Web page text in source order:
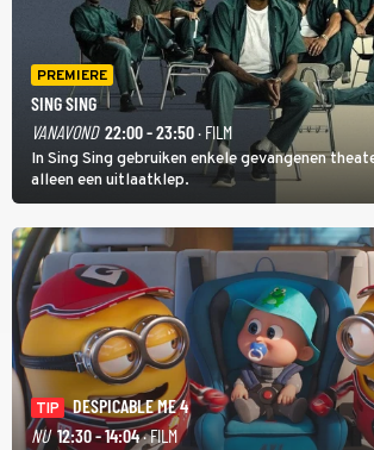
PREMIERE
SING SING
VANAVOND 22:00 - 23:50· FILM
In Sing Sing gebruiken enkele gevangenen
alleen een uitlaatklep.
TIP
DESPICABLE ME 4
NU 12:30 - 14:04· FILM